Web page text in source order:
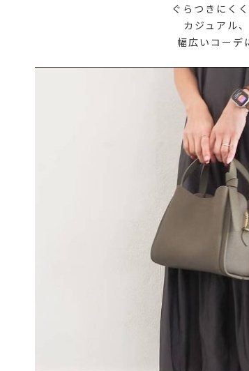
ぐらつきにくく
カジュアル
幅広いコーデ